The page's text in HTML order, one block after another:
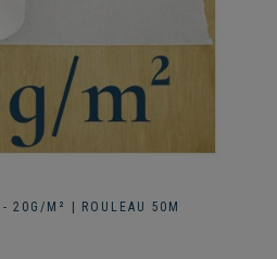
20G/M² | ROULEAU 50M